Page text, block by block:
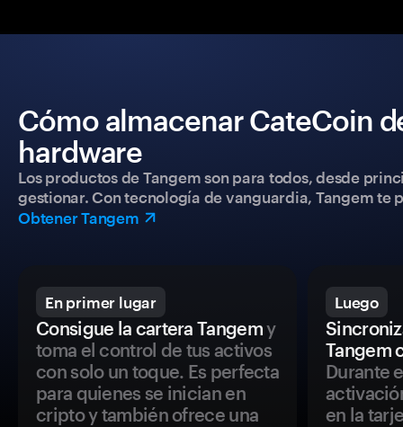
Cómo almacenar CateCoin
hardware
Los productos de Tangem son para todos, desde
gestionar. Con tecnología de vanguardia, Tangem
Obtener Tangem
En primer lugar
Consigue la cartera Tangemy
toma el control de tus activos
con solo un toque. Es perfecta
para quienes se inician en
cripto y también ofrece una
Luego
Tangem
Durante
en la